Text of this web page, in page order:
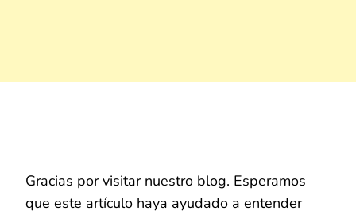
Gracias por visitar nuestro blog. Esperamos
que este artículo haya ayudado a entender